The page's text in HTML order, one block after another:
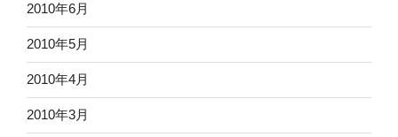
2010年6月
2010年5月
2010年4月
2010年3月